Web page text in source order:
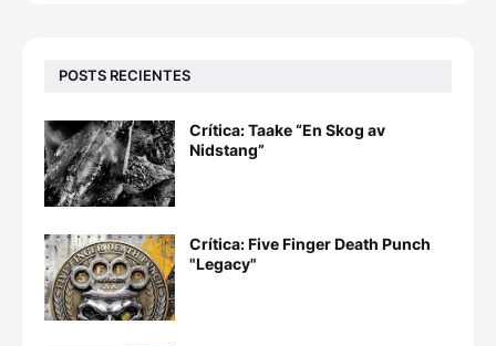
POSTS RECIENTES
Crítica: Taake “En Skog av
Nidstang”
Crítica: Five Finger Death Punch
"Legacy"